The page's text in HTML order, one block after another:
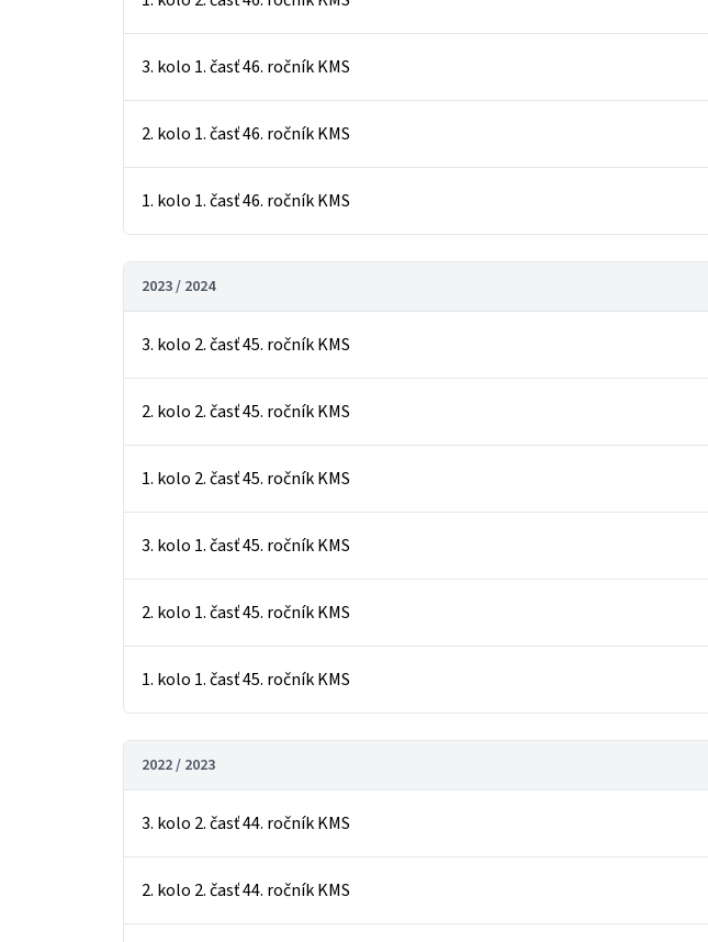
3. kolo 1. časť 46. ročník KMS
2. kolo 1. časť 46. ročník KMS
1. kolo 1. časť 46. ročník KMS
2023 / 2024
3. kolo 2. časť 45. ročník KMS
2. kolo 2. časť 45. ročník KMS
1. kolo 2. časť 45. ročník KMS
3. kolo 1. časť 45. ročník KMS
2. kolo 1. časť 45. ročník KMS
1. kolo 1. časť 45. ročník KMS
2022 / 2023
3. kolo 2. časť 44. ročník KMS
2. kolo 2. časť 44. ročník KMS